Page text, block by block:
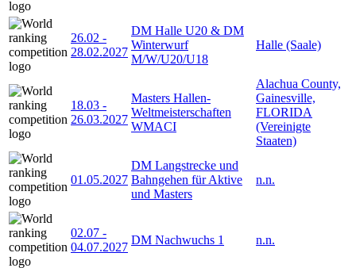
26.02 -
28.02.2027
DM Halle U20 & DM
Winterwurf
M/W/U20/U18
Halle (Saale)
18.03 -
26.03.2027
Masters Hallen-
Weltmeisterschaften
WMACI
Alachua County,
Gainesville,
FLORIDA
(Vereinigte
Staaten)
01.05.2027
DM Langstrecke und
Bahngehen für Aktive
und Masters
n.n.
02.07 -
04.07.2027
DM Nachwuchs 1 n.n.